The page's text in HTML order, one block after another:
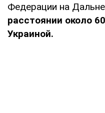
Федерации на
расстоянии около
Украиной.